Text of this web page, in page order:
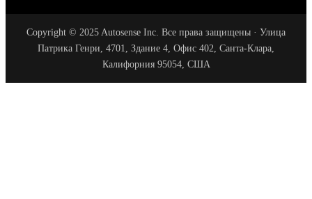
Copyright © 2025 Autosense Inc. Все права защищены · Улица
Патрика Генри, 4701, Здание 4, Офис 402, Санта-Клара,
Калифорния 95054, США